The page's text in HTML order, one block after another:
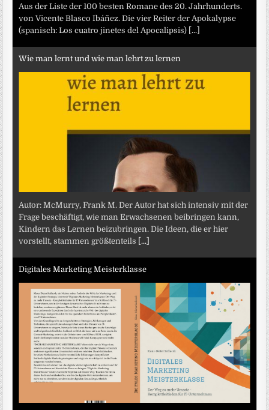
Aus der Liste der 100 besten Romane des 20. Jahrhunderts.
von Vicente Blasco Ibáñez. Die vier Reiter der Apokalypse
(spanisch: Los cuatro jinetes del Apocalipsis) [...]
Wie man lernt und wie man lehrt zu lernen
Autor: McMurry, Frank M. Der Autor hat sich intensiv mit der
Frage beschäftigt, wie man Erwachsenen beibringen kann,
Kindern das Lernen beizubringen. Die Ideen, die er hier
vorstellt, stammen größtenteils [...]
Digitales Marketing Meisterklasse